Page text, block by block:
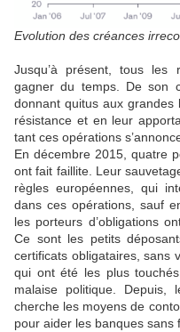
Evolution des créances
Jusqu’à présent, tous les
gagner du temps. De son
donnant quitus aux grandes
résistance et en leur
tant ces opérations
En décembre 2015, quatre
ont fait faillite. Leur
règles européennes, qui
dans ces opérations, sauf
les porteurs d’obligations
Ce sont les petits
certificats obligataires, sans
qui ont été les plus
malaise politique. Depuis,
cherche les moyens de
pour aider les banques sans